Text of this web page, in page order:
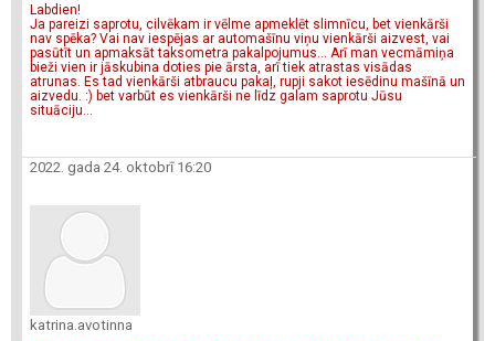
Labdien!
Ja pareizi saprotu, cilvēkam ir vēlme apmeklēt slimnīcu, bet vienkārši
nav spēka? Vai nav iespējas ar automašīnu viņu vienkārši aizvest, vai
pasūtīt un apmaksāt taksometra pakalpojumus... Arī man vecmāmiņa
bieži vien ir jāskubina doties pie ārsta, arī tiek atrastas visādas
atrunas. Es tad vienkārši atbraucu pakaļ, rupji sakot iesēdinu mašīnā un
aizvedu. :) bet varbūt es vienkārši ne līdz galam saprotu Jūsu
situāciju...
2022. gada 24. oktobrī 16:20
katrina.avotinna